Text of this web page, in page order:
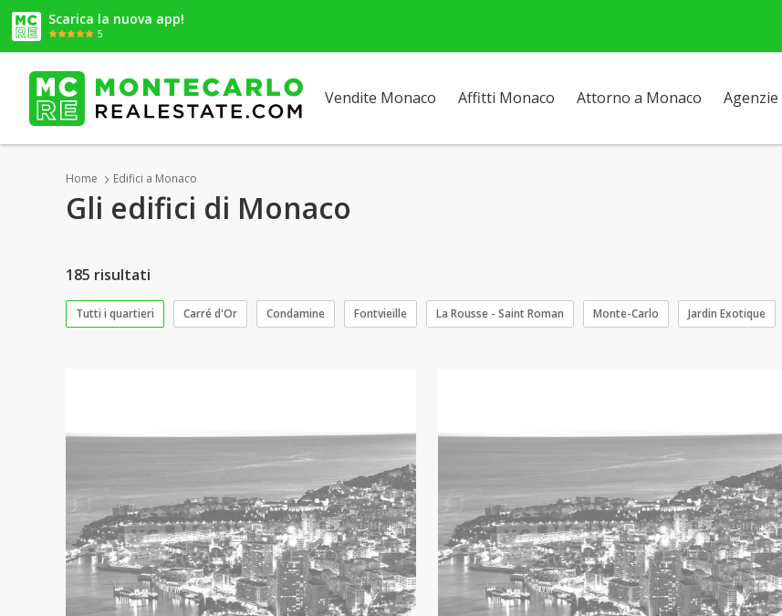
Scarica la nuova app!
5
Vendite Monaco Affitti Monaco Attorno a Monaco
Home Edifici a Monaco
Gli edifici di Monaco
185 risultati
Tutti i quartieri Carré d'Or Condamine Fontvieille La Rousse - Saint Roman Monte-Carlo Jardin Exotique